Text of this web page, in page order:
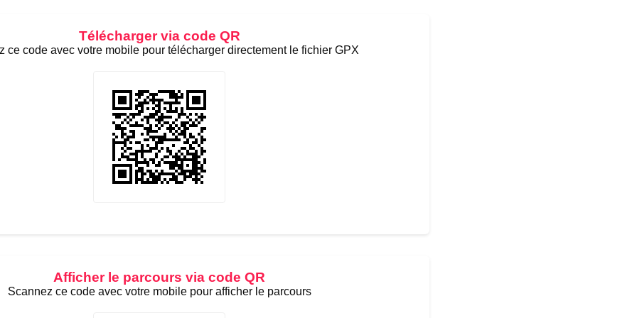
Télécharger via code QR
ce code avec votre mobile pour télécharger directement le fichier GPX
Afficher le parcours via code QR
Scannez ce code avec votre mobile pour afficher le parcours